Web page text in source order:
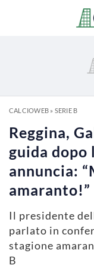
CALCIOWEB» SERIE B
Reggina,
guida dopo
annuncia:
amaranto!”
Il presidente
parlato in
stagione
B